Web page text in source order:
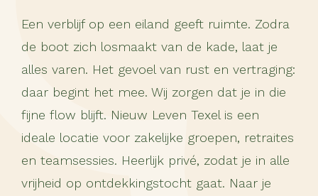
Een verblijf op een eiland geeft ruimte. Zodra
de boot zich losmaakt van de kade, laat je
alles varen. Het gevoel van rust en vertraging:
daar begint het mee. Wij zorgen dat je in die
fijne flow blijft. Nieuw Leven Texel is een
ideale locatie voor zakelijke groepen, retraites
en teamsessies. Heerlijk privé, zodat je in alle
vrijheid op ontdekkingstocht gaat. Naar je